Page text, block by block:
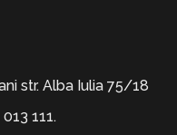
str. Alba Iulia 75/18
111.